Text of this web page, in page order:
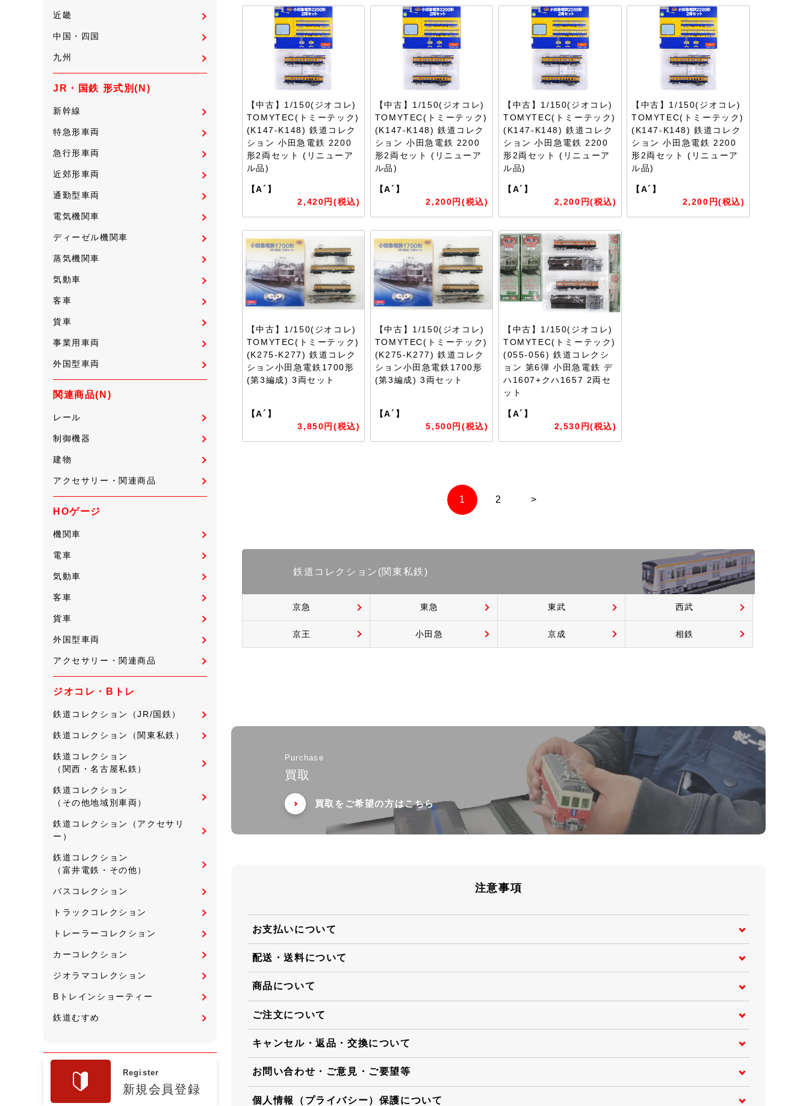
近畿
中国・四国
九州
JR・国鉄 形式別(N)
新幹線
特急形車両
急行形車両
近郊形車両
通勤型車両
電気機関車
ディーゼル機関車
蒸気機関車
気動車
客車
貨車
事業用車両
外国型車両
関連商品(N)
レール
制御機器
建物
アクセサリー・関連商品
HOゲージ
機関車
電車
気動車
客車
貨車
外国型車両
アクセサリー・関連商品
ジオコレ・Bトレ
鉄道コレクション（JR/国鉄）
鉄道コレクション（関東私鉄）
鉄道コレクション
（関西・名古屋私鉄）
鉄道コレクション
（その他地域別車両）
鉄道コレクション（アクセサリ
ー）
鉄道コレクション
（富井電鉄・その他）
バスコレクション
トラックコレクション
トレーラーコレクション
カーコレクション
ジオラマコレクション
Bトレインショーティー
鉄道むすめ
Register
新規会員登録
【中古】1/150(ジオコレ)
TOMYTEC(トミーテック)
(K147-K148) 鉄道コレク
ション 小田急電鉄 2200
形2両セット (リニューア
ル品)
【A´】
2,420円(税込)
【中古】1/150(ジオコレ)
TOMYTEC(トミーテック)
(K147-K148) 鉄道コレク
ション 小田急電鉄 2200
形2両セット (リニューア
ル品)
【A´】
2,200円(税込)
【中古】1/150(ジオコレ)
TOMYTEC(トミーテック)
(K147-K148) 鉄道コレク
ション 小田急電鉄 2200
形2両セット (リニューア
ル品)
【A´】
2,200円(税込)
【中古】1/150(ジオコレ)
TOMYTEC(トミーテック)
(K147-K148) 鉄道コレク
ション 小田急電鉄 2200
形2両セット (リニューア
ル品)
【A´】
2,200円(税込)
【中古】1/150(ジオコレ)
TOMYTEC(トミーテック)
(K275-K277) 鉄道コレク
ション小田急電鉄1700形
(第3編成) 3両セット
【A´】
3,850円(税込)
【中古】1/150(ジオコレ)
TOMYTEC(トミーテック)
(K275-K277) 鉄道コレク
ション小田急電鉄1700形
(第3編成) 3両セット
【A´】
5,500円(税込)
【中古】1/150(ジオコレ)
TOMYTEC(トミーテック)
(055-056) 鉄道コレクシ
ョン 第6弾 小田急電鉄 デ
ハ1607+クハ1657 2両セ
ット
【A´】
2,530円(税込)
1 2 >
鉄道コレクション(関東私鉄)
京急 東急 東武 西武
京王 小田急 京成 相鉄
Purchase
買取
買取をご希望の方はこちら
注意事項
お支払いについて
配送・送料について
商品について
ご注文について
キャンセル・返品・交換について
お問い合わせ・ご意見・ご要望等
個人情報（プライバシー）保護について